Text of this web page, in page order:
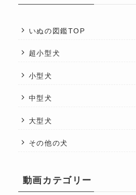
いぬの図鑑TOP
超小型犬
小型犬
中型犬
大型犬
その他の犬
動画カテゴリー